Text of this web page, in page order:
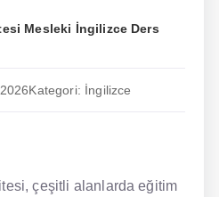
Mesleki İngilizce Ders
Kategori: İngilizce
çeşitli alanlarda eğitim